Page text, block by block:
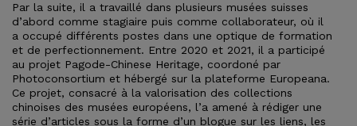
Par la suite, il a travaillé dans plusieurs musées suisses
d’abord comme stagiaire puis comme collaborateur, où il
a occupé différents postes dans une optique de formation
et de perfectionnement. Entre 2020 et 2021, il a participé
au projet Pagode-Chinese Heritage, coordoné par
Photoconsortium et hébergé sur la plateforme Europeana.
Ce projet, consacré à la valorisation des collections
chinoises des musées européens, l’a amené à rédiger une
série d’articles sous la forme d’un blogue sur les liens, les